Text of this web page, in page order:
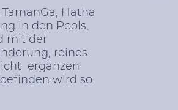
Hatha
in den Pools,
mit der
reines
ergänzen
wird so